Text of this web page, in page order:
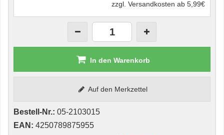
zzgl. Versandkosten ab 5,99€
In den Warenkorb
Auf den Merkzettel
Bestell-Nr.: 05-2103015
EAN: 4250789875955